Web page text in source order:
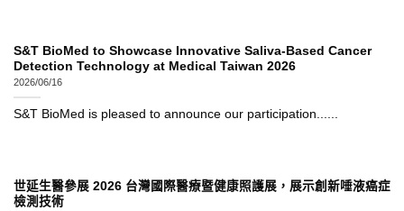
S&T BioMed to Showcase Innovative Saliva-Based Cancer
Detection Technology at Medical Taiwan 2026
2026/06/16
S&T BioMed is pleased to announce our participation......
世延生醫參展 2026 台灣國際醫療暨健康照護展，展示創新唾液癌症
檢測技術